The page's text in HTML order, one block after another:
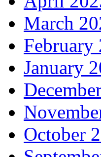
March
February
January
October